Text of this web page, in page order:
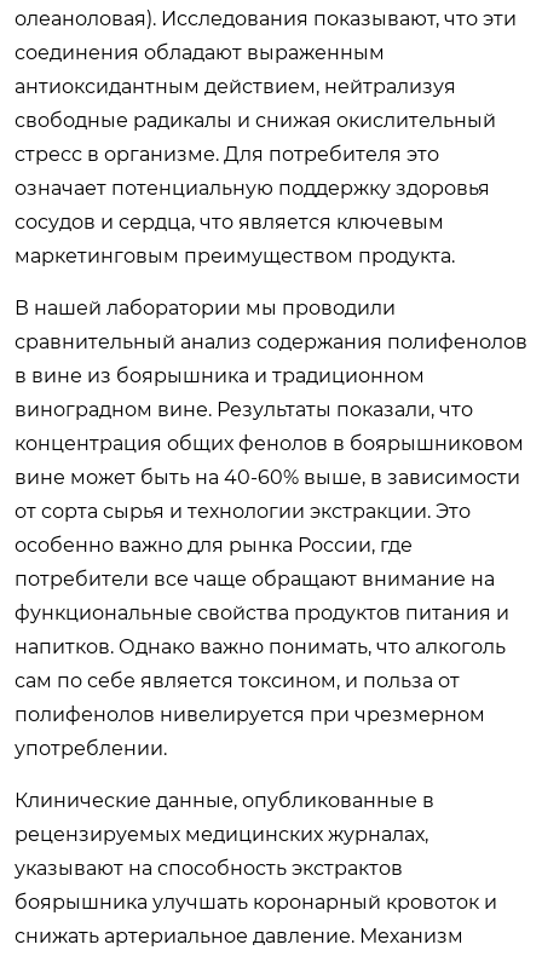
олеаноловая). Исследования показывают, что эти
соединения обладают выраженным
антиоксидантным действием, нейтрализуя
свободные радикалы и снижая окислительный
стресс в организме. Для потребителя это
означает потенциальную поддержку здоровья
сосудов и сердца, что является ключевым
маркетинговым преимуществом продукта.
В нашей лаборатории мы проводили
сравнительный анализ содержания полифенолов
в вине из боярышника и традиционном
виноградном вине. Результаты показали, что
концентрация общих фенолов в боярышниковом
вине может быть на 40-60% выше, в зависимости
от сорта сырья и технологии экстракции. Это
особенно важно для рынка России, где
потребители все чаще обращают внимание на
функциональные свойства продуктов питания и
напитков. Однако важно понимать, что алкоголь
сам по себе является токсином, и польза от
полифенолов нивелируется при чрезмерном
употреблении.
Клинические данные, опубликованные в
рецензируемых медицинских журналах,
указывают на способность экстрактов
боярышника улучшать коронарный кровоток и
снижать артериальное давление. Механизм